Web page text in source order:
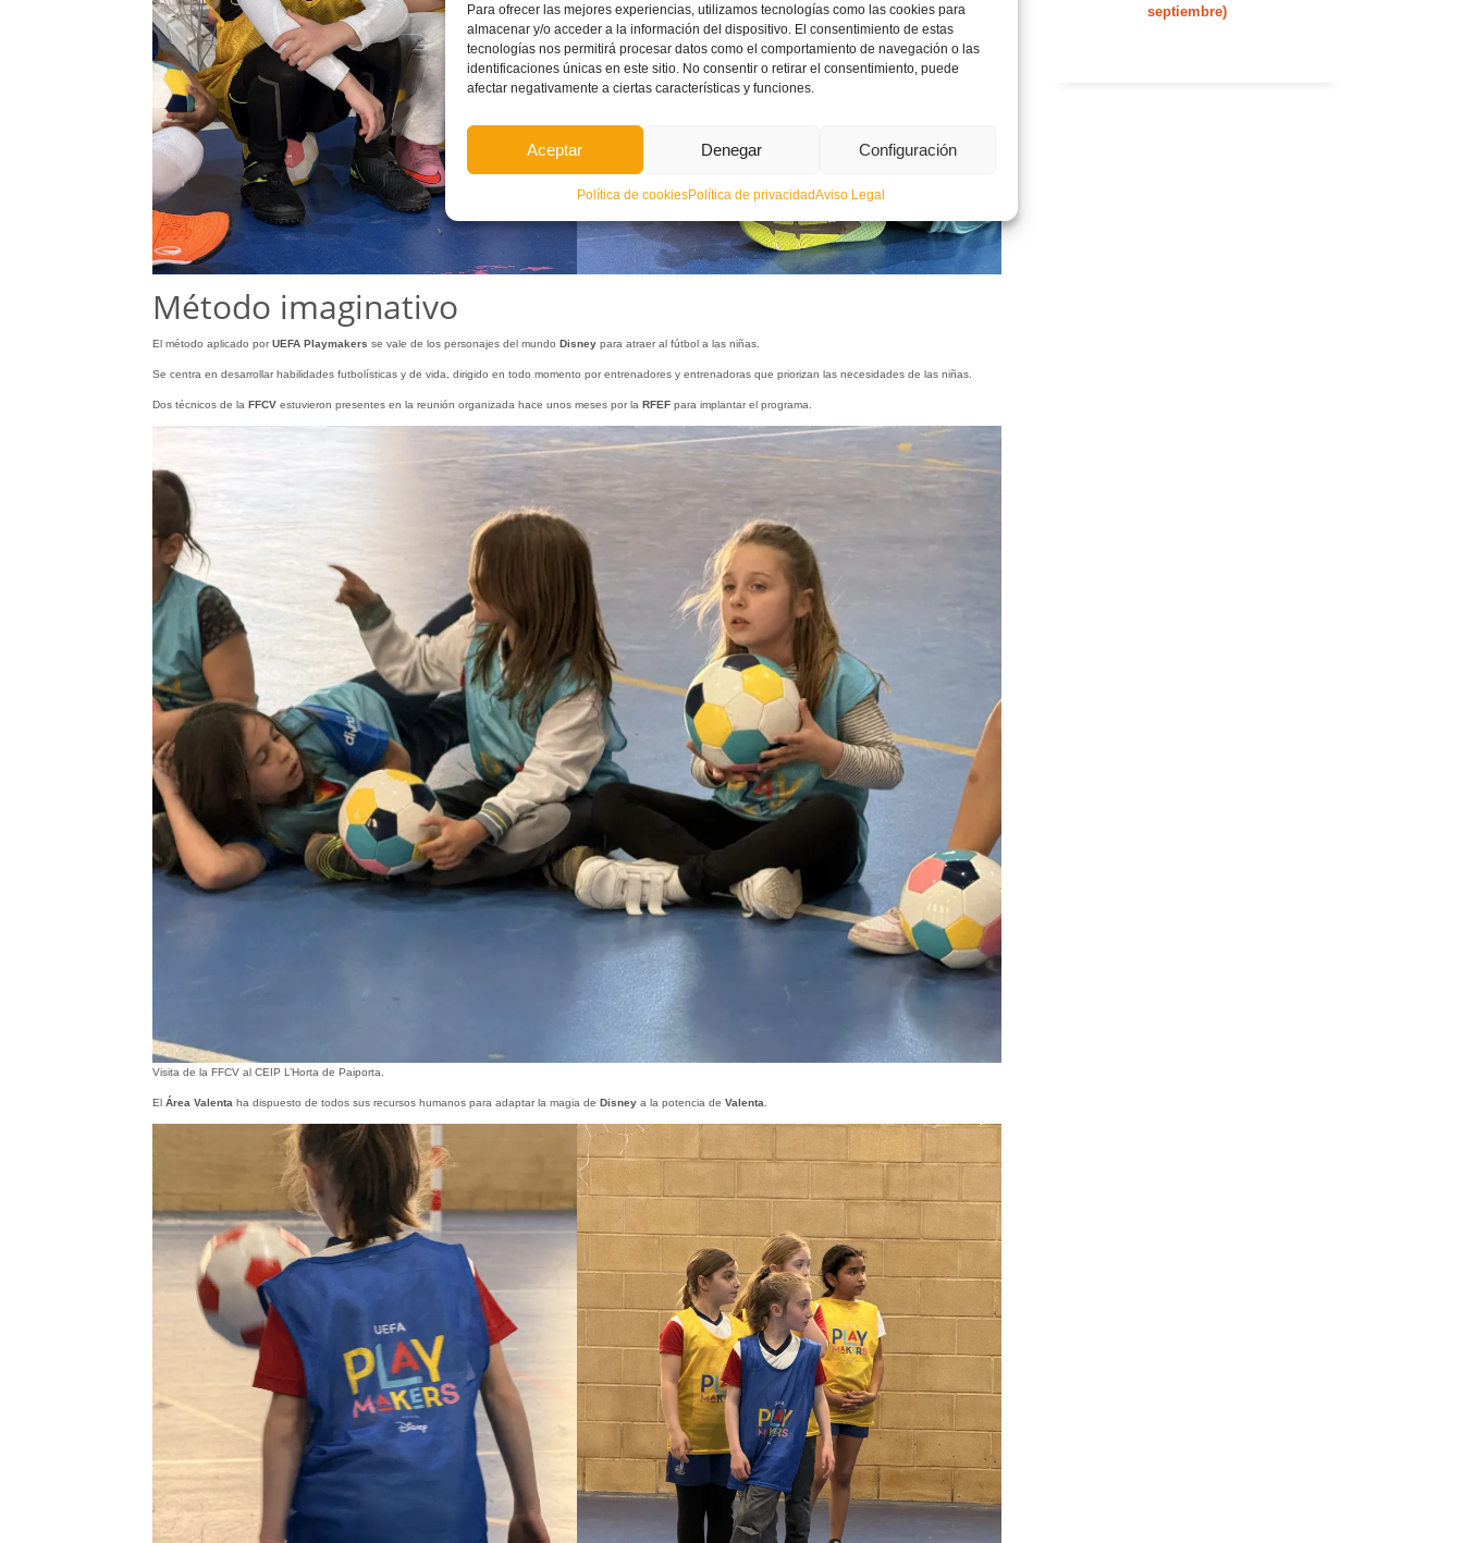
Para ofrecer las mejores experiencias, utilizamos tecnologías como las cookies para
almacenar y/o acceder a la información del dispositivo. El consentimiento de estas
tecnologías nos permitirá procesar datos como el comportamiento de navegación o las
identificaciones únicas en este sitio. No consentir o retirar el consentimiento, puede
afectar negativamente a ciertas características y funciones.
Aceptar Denegar Configuración
Política de cookiesPolítica de privacidadAviso Legal
Método imaginativo
El método aplicado porUEFA Playmakers se vale de los personajes del mundo Disneypara atraer al fútbol a las niñas.
Se centra en desarrollar habilidades futbolísticas y de vida, dirigido en todo momento por entrenadores y entrenadoras que priorizan las necesidades de las niñas.
Dos técnicos de la FFCVestuvieron presentes en la reunión organizada hace unos meses por la RFEFpara implantar el programa.
Visita de la FFCV al CEIP L’Horta de Paiporta.
El Área Valenta ha dispuesto de todos sus recursos humanos para adaptar la magia de Disneya la potencia de Valenta
septiembre)